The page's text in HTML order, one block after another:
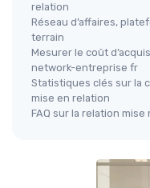
relation
Réseau d’affaires,
terrain
Mesurer le coût
network-entreprise fr
Statistiques clés sur la
mise en relation
FAQ sur la relation